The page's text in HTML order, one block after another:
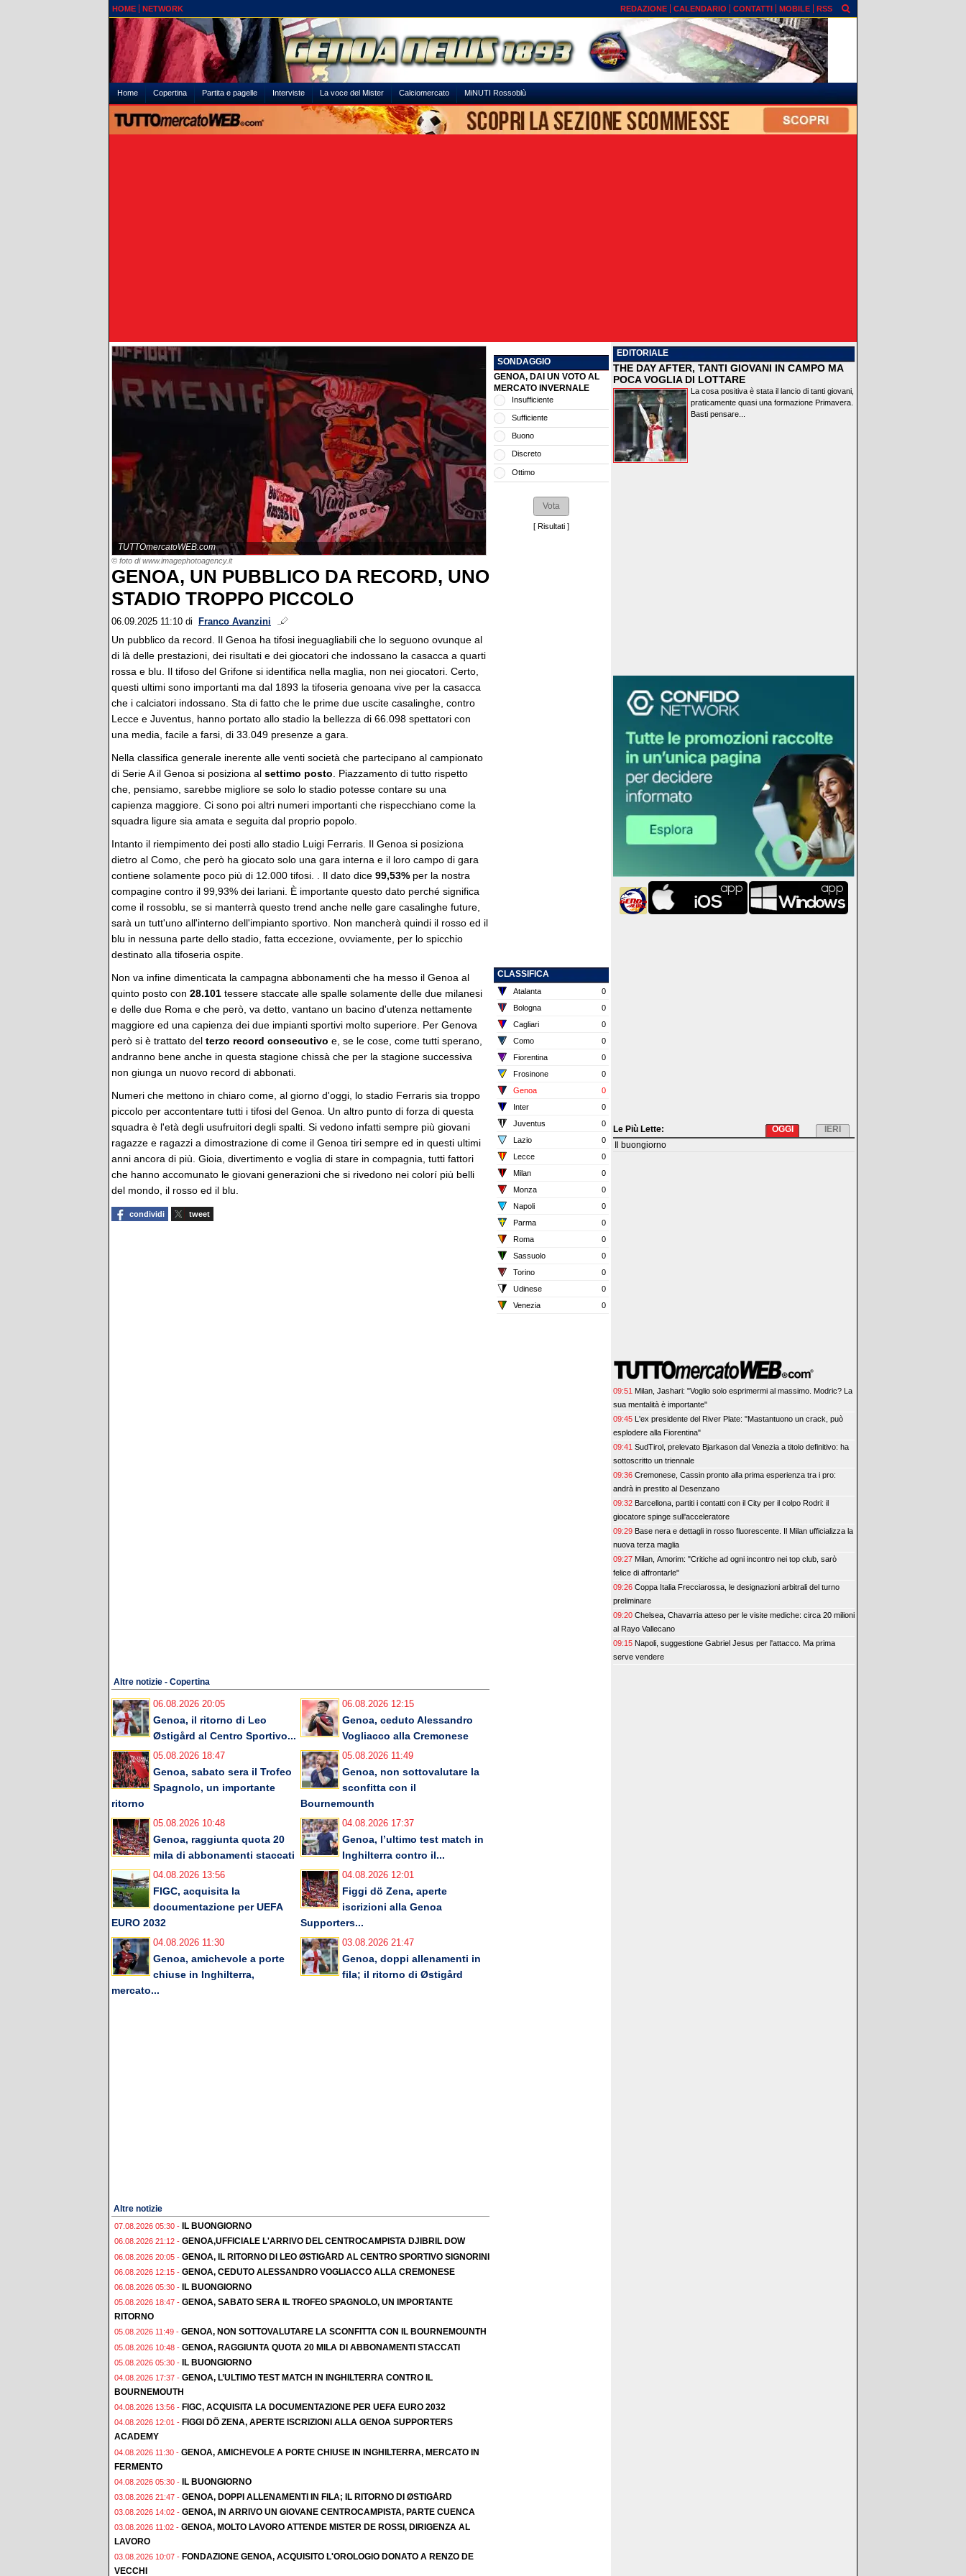
HOME NETWORK REDAZIONE CALENDARIO CONTATTI MOBILE RSS
Home Copertina Partita e pagelle Interviste La voce del Mister Calciomercato MiNUTI Rossoblù
TUTTOmercatoWEB.com
© foto di www.imagephotoagency.it
GENOA, UN PUBBLICO DA RECORD, UNO
STADIO TROPPO PICCOLO
06.09.2025 11:10 di Franco Avanzini
Un pubblico da record. Il Genoa ha tifosi ineguagliabili che lo seguono ovunque al
di là delle prestazioni, dei risultati e dei giocatori che indossano la casacca a quarti
rossa e blu. Il tifoso del Grifone si identifica nella maglia, non nei giocatori. Certo,
questi ultimi sono importanti ma dal 1893 la tifoseria genoana vive per la casacca
che i calciatori indossano. Sta di fatto che le prime due uscite casalinghe, contro
Lecce e Juventus, hanno portato allo stadio la bellezza di 66.098 spettatori con
una media, facile a farsi, di 33.049 presenze a gara.
Nella classifica generale inerente alle venti società che partecipano al campionato
di Serie A il Genoa si posiziona al settimo posto . Piazzamento di tutto rispetto
che, pensiamo, sarebbe migliore se solo lo stadio potesse contare su una
capienza maggiore. Ci sono poi altri numeri importanti che rispecchiano come la
squadra ligure sia amata e seguita dal proprio popolo.
Intanto il riempimento dei posti allo stadio Luigi Ferraris. Il Genoa si posiziona
dietro al Como, che però ha giocato solo una gara interna e il loro campo di gara
contiene solamente poco più di 12.000 tifosi. . Il dato dice 99,53% per la nostra
compagine contro il 99,93% dei lariani. È importante questo dato perché significa
come il rossoblu, se si manterrà questo trend anche nelle gare casalinghe future,
sarà un tutt'uno all'interno dell'impianto sportivo. Non mancherà quindi il rosso ed il
blu in nessuna parte dello stadio, fatta eccezione, ovviamente, per lo spicchio
destinato alla tifoseria ospite.
Non va infine dimenticata la campagna abbonamenti che ha messo il Genoa al
quinto posto con 28.101 tessere staccate alle spalle solamente delle due milanesi
e delle due Roma e che però, va detto, vantano un bacino d'utenza nettamente
maggiore ed una capienza dei due impianti sportivi molto superiore. Per Genova
però si è trattato del terzo record consecutivo e, se le cose, come tutti sperano,
andranno bene anche in questa stagione chissà che per la stagione successiva
non giunga un nuovo record di abbonati.
Numeri che mettono in chiaro come, al giorno d'oggi, lo stadio Ferraris sia troppo
piccolo per accontentare tutti i tifosi del Genoa. Un altro punto di forza di questa
squadra è l'età degli usufruitori degli spalti. Si vedono infatti sempre più giovani
ragazze e ragazzi a dimostrazione di come il Genoa tiri sempre ed in questi ultimi
anni ancora di più. Gioia, divertimento e voglia di stare in compagnia, tutti fattori
che hanno accomunato le giovani generazioni che si rivedono nei colorí più belli
del mondo, il rosso ed il blu.
condividi tweet
Altre notizie - Copertina
06.08.2026 20:05
Genoa, il ritorno di Leo
Østigård al Centro Sportivo...
06.08.2026 12:15
Genoa, ceduto Alessandro
Vogliacco alla Cremonese
05.08.2026 18:47
Genoa, sabato sera il Trofeo
Spagnolo, un importante
ritorno
05.08.2026 11:49
Genoa, non sottovalutare la
sconfitta con il
Bournemounth
05.08.2026 10:48
Genoa, raggiunta quota 20
mila di abbonamenti staccati
04.08.2026 17:37
Genoa, l’ultimo test match in
Inghilterra contro il...
04.08.2026 13:56
FIGC, acquisita la
documentazione per UEFA
EURO 2032
04.08.2026 12:01
Figgi dö Zena, aperte
iscrizioni alla Genoa
Supporters...
04.08.2026 11:30
Genoa, amichevole a porte
chiuse in Inghilterra,
mercato...
03.08.2026 21:47
Genoa, doppi allenamenti in
fila; il ritorno di Østigård
Altre notizie
07.08.2026 05:30 - IL BUONGIORNO
06.08.2026 21:12 - GENOA,UFFICIALE L'ARRIVO DEL CENTROCAMPISTA DJIBRIL DOW
06.08.2026 20:05 - GENOA, IL RITORNO DI LEO ØSTIGÅRD AL CENTRO SPORTIVO SIGNORINI
06.08.2026 12:15 - GENOA, CEDUTO ALESSANDRO VOGLIACCO ALLA CREMONESE
06.08.2026 05:30 - IL BUONGIORNO
05.08.2026 18:47 - GENOA, SABATO SERA IL TROFEO SPAGNOLO, UN IMPORTANTE
RITORNO
05.08.2026 11:49 - GENOA, NON SOTTOVALUTARE LA SCONFITTA CON IL BOURNEMOUNTH
05.08.2026 10:48 - GENOA, RAGGIUNTA QUOTA 20 MILA DI ABBONAMENTI STACCATI
05.08.2026 05:30 - IL BUONGIORNO
04.08.2026 17:37 - GENOA, L’ULTIMO TEST MATCH IN INGHILTERRA CONTRO IL
BOURNEMOUTH
04.08.2026 13:56 - FIGC, ACQUISITA LA DOCUMENTAZIONE PER UEFA EURO 2032
04.08.2026 12:01 - FIGGI DÖ ZENA, APERTE ISCRIZIONI ALLA GENOA SUPPORTERS
ACADEMY
04.08.2026 11:30 - GENOA, AMICHEVOLE A PORTE CHIUSE IN INGHILTERRA, MERCATO IN
FERMENTO
04.08.2026 05:30 - IL BUONGIORNO
03.08.2026 21:47 - GENOA, DOPPI ALLENAMENTI IN FILA; IL RITORNO DI ØSTIGÅRD
03.08.2026 14:02 - GENOA, IN ARRIVO UN GIOVANE CENTROCAMPISTA, PARTE CUENCA
03.08.2026 11:02 - GENOA, MOLTO LAVORO ATTENDE MISTER DE ROSSI, DIRIGENZA AL
LAVORO
03.08.2026 10:07 - FONDAZIONE GENOA, ACQUISITO L'OROLOGIO DONATO A RENZO DE
VECCHI
SONDAGGIO
GENOA, DAI UN VOTO AL
MERCATO INVERNALE
Insufficiente
Sufficiente
Buono
Discreto
Ottimo
[ Risultati ]
CLASSIFICA
Atalanta
0
Bologna
0
Cagliari
0
Como
0
Fiorentina
0
Frosinone
0
Genoa
0
Inter
0
Juventus
0
Lazio
0
Lecce
0
Milan
0
Monza
0
Napoli
0
Parma
0
Roma
0
Sassuolo
0
Torino
0
Udinese
0
Venezia
0
EDITORIALE
THE DAY AFTER, TANTI GIOVANI IN CAMPO MA
POCA VOGLIA DI LOTTARE
La cosa positiva è stata il lancio di tanti giovani,
praticamente quasi una formazione Primavera.
Basti pensare...
Le Più Lette: IERI
OGGI
Il buongiorno
09:51 Milan, Jashari: "Voglio solo esprimermi al massimo. Modric? La
sua mentalità è importante"
09:45 L'ex presidente del River Plate: "Mastantuono un crack, può
esplodere alla Fiorentina"
09:41 SudTirol, prelevato Bjarkason dal Venezia a titolo definitivo: ha
sottoscritto un triennale
09:36 Cremonese, Cassin pronto alla prima esperienza tra i pro:
andrà in prestito al Desenzano
09:32 Barcellona, partiti i contatti con il City per il colpo Rodri: il
giocatore spinge sull'acceleratore
09:29 Base nera e dettagli in rosso fluorescente. Il Milan ufficializza la
nuova terza maglia
09:27 Milan, Amorim: "Critiche ad ogni incontro nei top club, sarò
felice di affrontarle"
09:26 Coppa Italia Frecciarossa, le designazioni arbitrali del turno
preliminare
09:20 Chelsea, Chavarria atteso per le visite mediche: circa 20 milioni
al Rayo Vallecano
09:15 Napoli, suggestione Gabriel Jesus per l'attacco. Ma prima
serve vendere